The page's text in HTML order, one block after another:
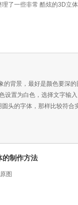
了一些非常 酷炫的3D立体
的背景，最好是颜色要深的
设置为白色，选择文字输入
头的字体，那样比较符合
制作方法
图